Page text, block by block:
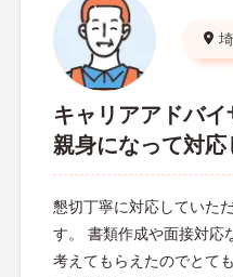
キャリアアドバ
親身になって対応
懇切丁寧に対応していた
す。 書類作成や面接対応
考えてもらえたのでとて